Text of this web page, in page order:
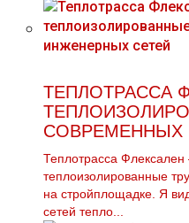
ТЕПЛОТРАССА
СОВРЕМЕННЫХ
Теплотрасса Флексален
теплоизолированные
на стройплощадке. Я
сетей тепло...